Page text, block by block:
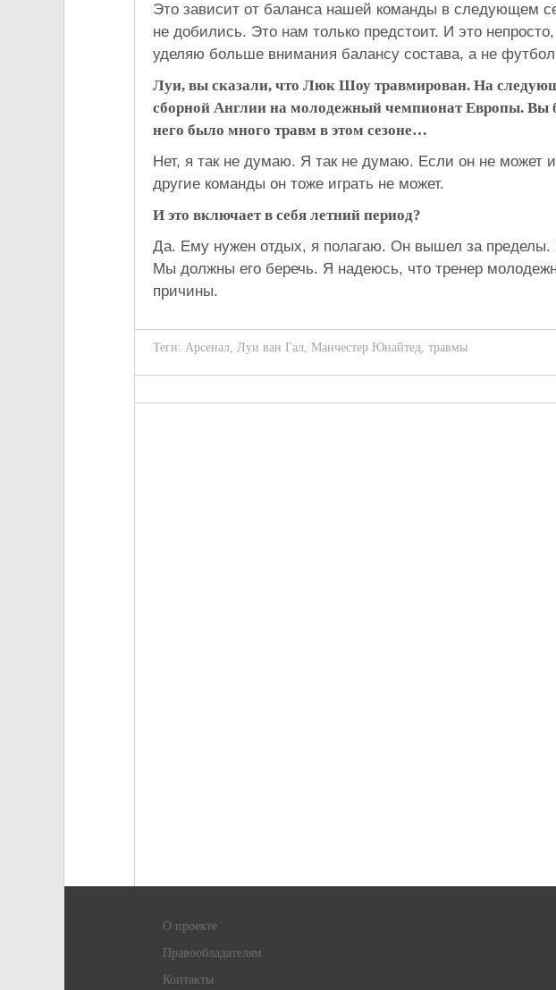
Это зависит от баланса нашей команды в следующем
не добились. Это нам только предстоит. И это
уделяю больше внимания балансу состава, а не
Луи, вы сказали, что Люк Шоу травмирован. На
сборной Англии на молодежный чемпионат Европы. Вы
него было много травм в этом сезоне…
Нет, я так не думаю. Я так не думаю. Если он не может
другие команды он тоже играть не может.
И это включает в себя летний период?
Да. Ему нужен отдых, я полагаю. Он вышел за пределы.
Мы должны его беречь. Я надеюсь, что тренер
причины.
Теги: Арсенал, Луи ван Гал, Манчестер Юнайтед, травмы
О проекте
Правообладателям
Контакты